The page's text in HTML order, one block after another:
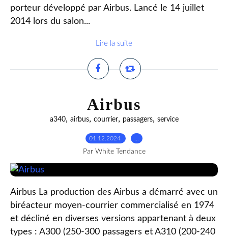
porteur développé par Airbus. Lancé le 14 juillet
2014 lors du salon...
Lire la suite
Airbus
a340, airbus, courrier, passagers, service
01.12.2024
Par White Tendance
Airbus La production des Airbus a démarré avec un
biréacteur moyen-courrier commercialisé en 1974
et décliné en diverses versions appartenant à deux
types : A300 (250-300 passagers et A310 (200-240